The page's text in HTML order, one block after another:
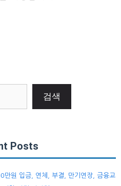
검색
Posts
만원 입금, 연체, 부결, 만기연장, 금융교